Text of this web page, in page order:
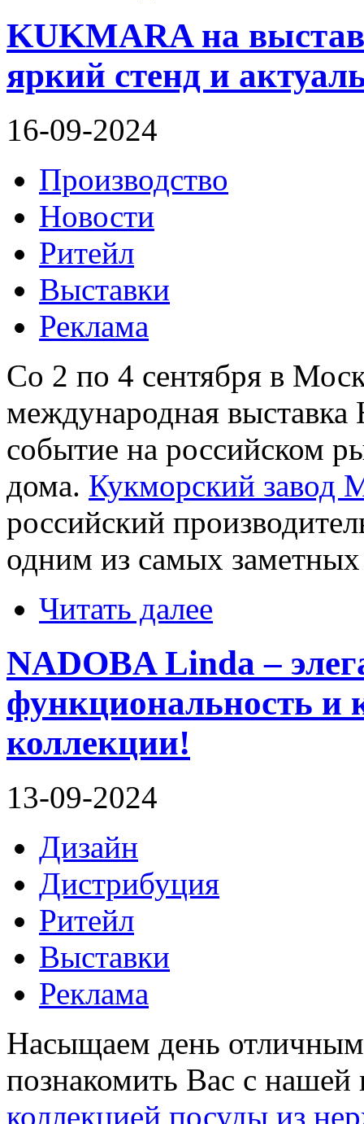
KUKMARA на
яркий стенд и
16-09-2024
Производство
Новости
Ритейл
Выставки
Реклама
Со 2 по 4 сентября в
международная выставка
событие на российском
дома. Кукморский завод
российский
одним из самых
Читать далее
NADOBA Linda –
функциональность и
коллекции!
13-09-2024
Дизайн
Дистрибуция
Ритейл
Выставки
Реклама
Насыщаем день
познакомить Вас с нашей
коллекцией посуды из